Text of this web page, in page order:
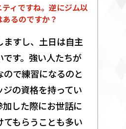
ィですね。逆にジム以
るのですか？
ますし、土日は自主
す。強い人たちが
で練習になるのと
の資格を持ってい
した際にお世話に
もらうことも多い